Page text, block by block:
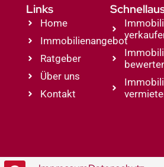
Links
Home
Immobilienangebot
Ratgeber
Über uns
Kontakt